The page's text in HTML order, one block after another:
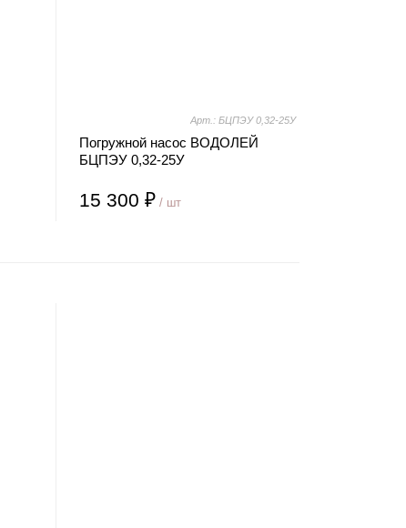
Арт.: БЦПЭУ 0,32-25У
Погружной насос ВОДОЛЕЙ
БЦПЭУ 0,32-25У
15 300 ₽ / шт